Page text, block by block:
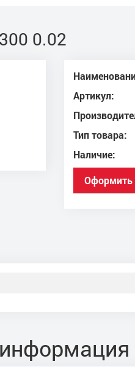
0.02
Артикул:
Тип товара:
Наличие:
Оформить